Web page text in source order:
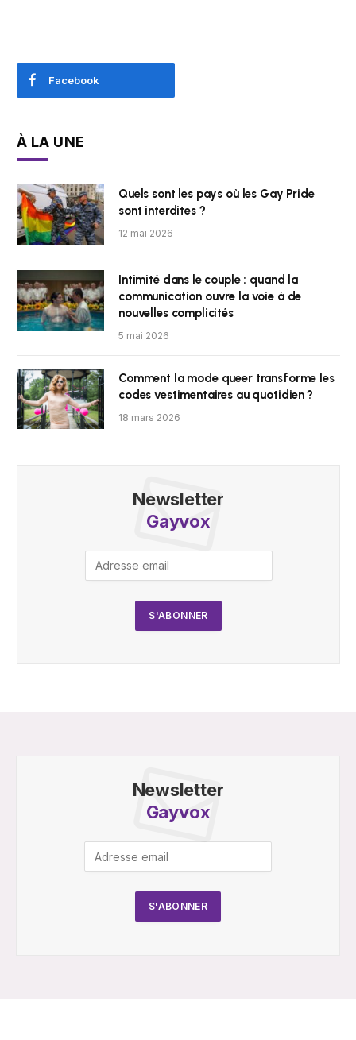
Facebook
À LA UNE
Quels sont les pays où les Gay Pride
sont interdites ?
12 mai 2026
Intimité dans le couple : quand la
communication ouvre la voie à de
nouvelles complicités
5 mai 2026
Comment la mode queer transforme les
codes vestimentaires au quotidien ?
18 mars 2026
Newsletter
Gayvox
Newsletter
Gayvox